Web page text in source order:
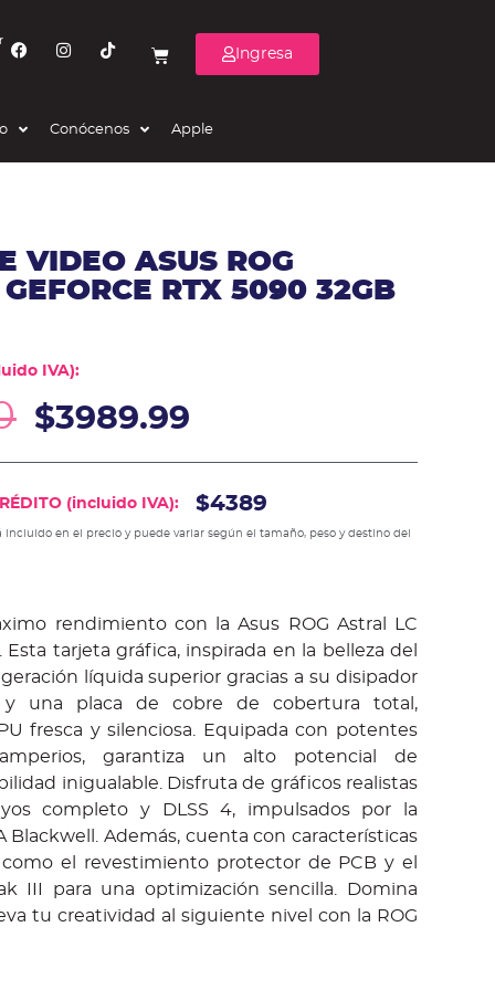
Ingresa
Conócenos Apple
VIDEO ASUS ROG
RTX 5090 32GB
IVA):
$3989.99
(incluido IVA): $4389
incluido en el precio y puede variar según el tamaño, peso y destino del
rendimiento con la Asus ROG Astral LC
Esta tarjeta gráfica, inspirada en la belleza del
líquida superior gracias a su disipador
una placa de cobre de cobertura total,
fresca y silenciosa. Equipada con potentes
garantiza un alto potencial de
inigualable. Disfruta de gráficos realistas
completo y DLSS 4, impulsados por la
Blackwell. Además, cuenta con características
como el revestimiento protector de PCB y el
III para una optimización sencilla. Domina
tu creatividad al siguiente nivel con la ROG